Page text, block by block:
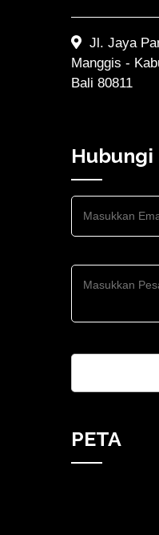
Jl. Jaya
Manggis -
Bali 80811
Hubungi
PETA